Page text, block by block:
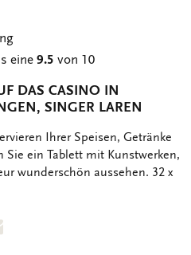
eine9.5 von 10
DAS CASINO IN
SINGER LAREN
Ihrer Speisen, Getränke
Sie ein Tablett mit Kunstwerken,
wunderschön aussehen. 32 x
Per